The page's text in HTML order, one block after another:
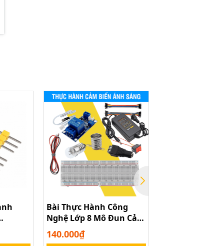
Bài Thực Hành Công
Nghệ Lớp 8 Mô Đun Cảm
biến ánh sáng 12V Relay
140.000₫